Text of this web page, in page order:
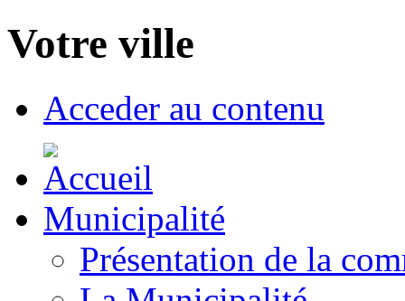
Votre ville
Acceder au contenu
Municipalité
Présentation de la